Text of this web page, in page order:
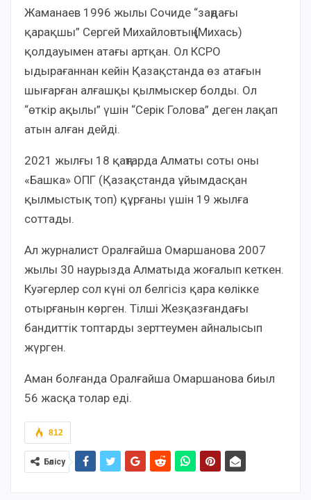
Жаманаев 1996 жылы Сочиде “заңдағы
қарақшы” Сергей Михайловтың (Михась)
қолдауымен атағы артқан. Ол КСРО
ыдырағаннан кейін Қазақстанда өз атағын
шығарған алғашқы қылмыскер болды. Ол
“өткір ақылы” үшін “Серік Голова” деген лақап
атын алған дейді.
2021 жылғы 18 қаңтарда Алматы соты оны
«Башка» ОПГ (Қазақстанда ұйымдасқан
қылмыстық топ) құрғаны үшін 19 жылға
соттады.
Ал журналист Оралғайша Омаршанова 2007
жылы 30 наурызда Алматыда жоғалып кеткен.
Куәгерлер сол күні ол белгісіз қара көлікке
отырғанын көрген. Тілші Жезқазғандағы
бандиттік топтарды зерттеумен айналысып
жүрген.
Аман болғанда Оралғайша Омаршанова биыл
56 жасқа толар еді.
812
Бөлісу